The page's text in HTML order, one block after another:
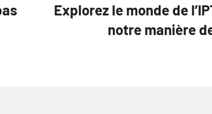
Explorez le monde de
notre manière